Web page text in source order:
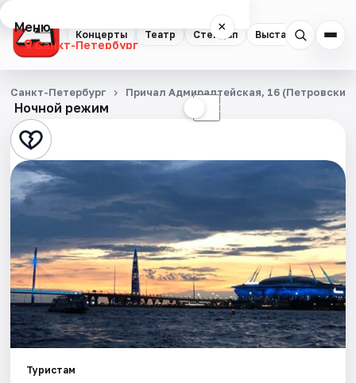
Концерты Театр Стендап Выставки
Меню ×
Санкт-Петербург
Концерты
Театр
Стендап
Выставки
Экскурсии
Спорт
События
Ночной режим ☾
Санкт-Петербург Причал Адмиралтейская, 16 (Петровский
Туристам